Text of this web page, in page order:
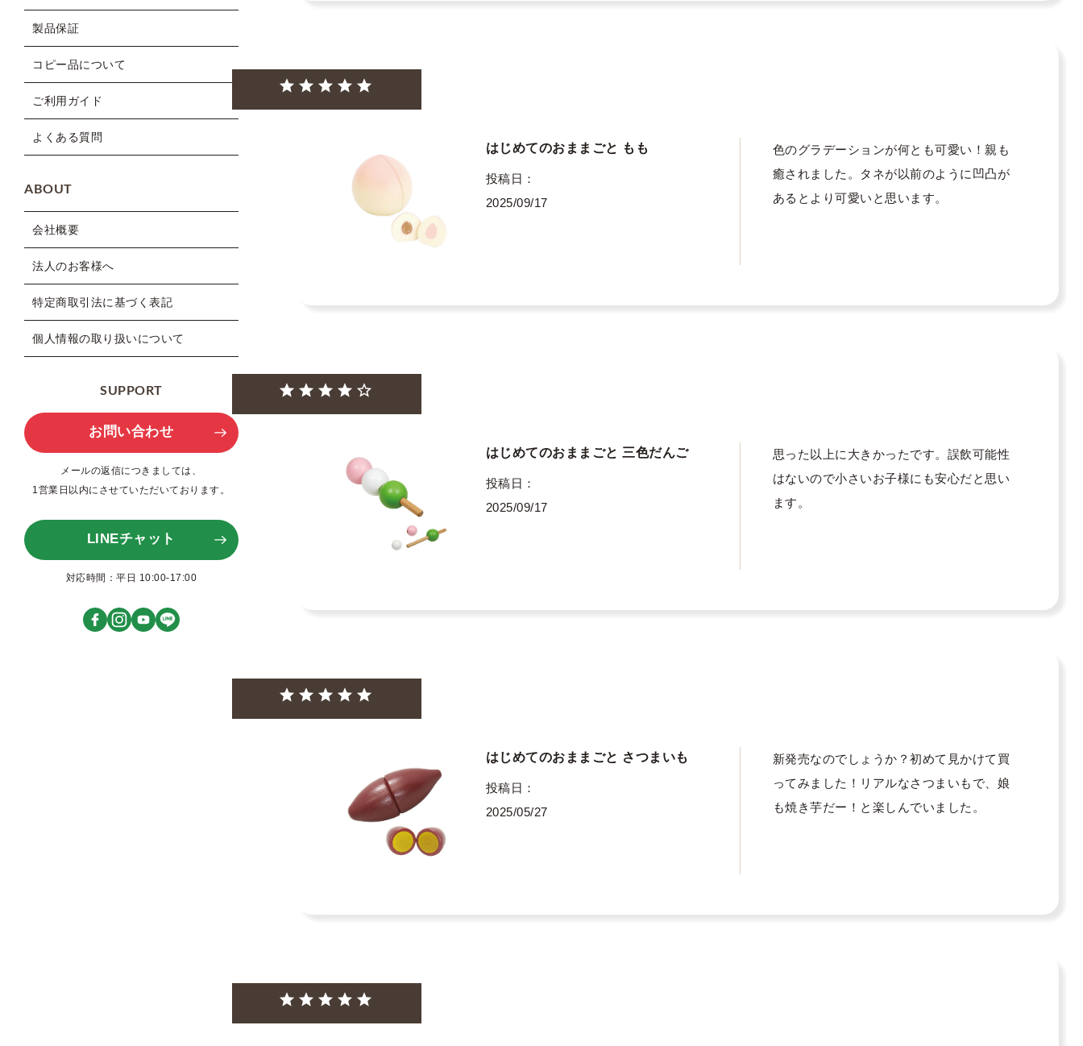
製品保証
コピー品について
ご利用ガイド
よくある質問
ABOUT
会社概要
法人のお客様へ
特定商取引法に基づく表記
個人情報の取り扱いについて
SUPPORT
お問い合わせ
メールの返信につきましては、
1営業日以内にさせていただいております。
LINEチャット
対応時間：平日 10:00-17:00
はじめてのおままごと もも
投稿日
2025/09/17
色のグラデーションが何とも可愛い！親も
癒されました。タネが以前のように凹凸が
あるとより可愛いと思います。
はじめてのおままごと 三色だんご
投稿日
2025/09/17
思った以上に大きかったです。誤飲可能性
はないので小さいお子様にも安心だと思い
ます。
はじめてのおままごと さつまいも
投稿日
2025/05/27
新発売なのでしょうか？初めて見かけて買
ってみました！リアルなさつまいもで、娘
も焼き芋だー！と楽しんでいました。